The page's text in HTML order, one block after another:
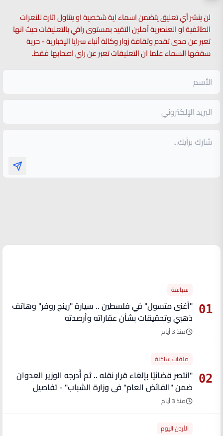
لن ينشر أي تعليق يتضمن اسماء اية شخصية او يتناول اثارة للنعرات
الطائفية او العنصرية آملين التقيد بمستوى راقي بالتعليقات حيث انها
تعبر عن مدى تقدم وثقافة زوار وكالة أنباء سرايا الإخبارية - حرية
سقفها السماء علما ان التعليقات تعبر عن راي اصحابها فقط.
01
سياسة
"أغنى متسول" في فلسطين .. سيارة "رينج روفر" وهاتف
ذهبي وتحقيقات بشأن عقاراته وأرصدته
منذ 3 أيام
02
ملفات ساخنة
"انتصر قضائيًا بإلغاء قرار نقله .. ثم أُدرجه الوزير العدوان
ضمن "الفائض العام" في وزارة الشباب" - تفاصيل
منذ 3 أيام
الأردن اليوم